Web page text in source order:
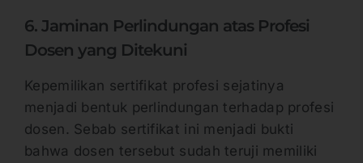
6. Jaminan Perlindungan atas Profesi
Dosen yang Ditekuni
Kepemilikan sertifikat profesi sejatinya
menjadi bentuk perlindungan terhadap profesi
dosen. Sebab sertifikat ini menjadi bukti
bahwa dosen tersebut sudah teruji memiliki